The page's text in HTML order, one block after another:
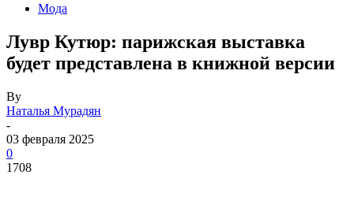
Мода
Лувр Кутюр: парижская выставка
будет представлена в книжной версии
By
Наталья Мурадян
-
03 февраля 2025
0
1708